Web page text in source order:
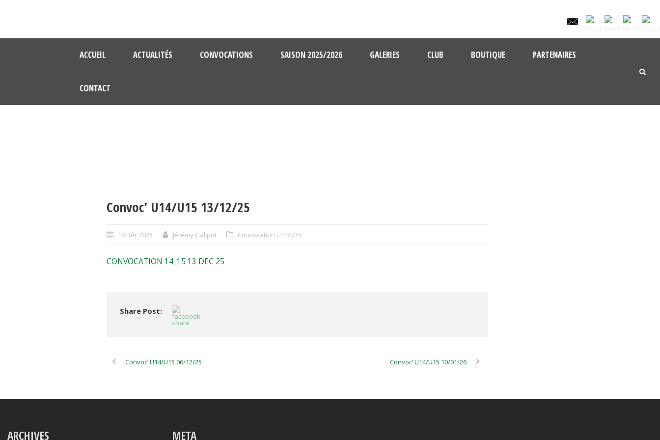
ACCUEIL ACTUALITÉS CONVOCATIONS SAISON 2025/2026 GALERIES CLUB BOUTIQUE PARTENAIRES
CONTACT
Convoc’ U14/U15 13/12/25
10 Déc 2025 Jérémy Galipot Convocation U14/U15
CONVOCATION 14_15 13 DEC 25
Share Post:
Convoc’ U14/U15 06/12/25 Convoc’ U14/U15 10/01/26
ARCHIVES META